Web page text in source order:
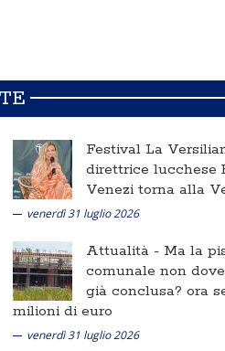
Festival La
direttrice lucchese
Venezi torna alla
venerdì 31 luglio 2026
Attualità - Ma la
comunale non
già conclusa? ora
milioni di euro
venerdì 31 luglio 2026